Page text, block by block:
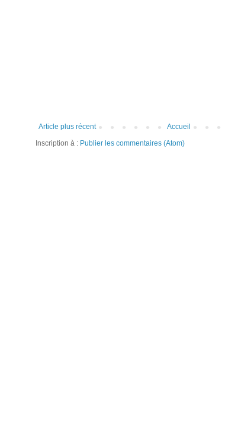
Article plus récent
Accueil
Inscription à : Publier les commentaires (Atom)